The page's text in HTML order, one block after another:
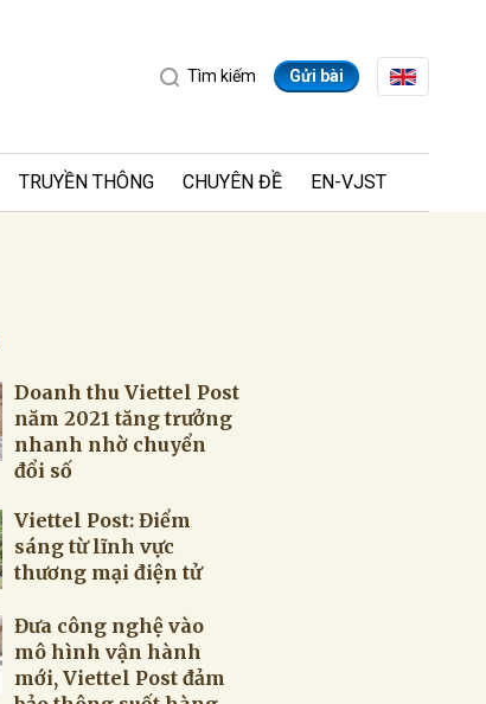
Tìm kiếm Gửi bài
TRUYỀN THÔNG CHUYÊN ĐỀ EN-VJST
Doanh thu Viettel Post
năm 2021 tăng trưởng
nhanh nhờ chuyển
đổi số
Viettel Post: Điểm
sáng từ lĩnh vực
thương mại điện tử
Đưa công nghệ vào
mô hình vận hành
mới, Viettel Post đảm